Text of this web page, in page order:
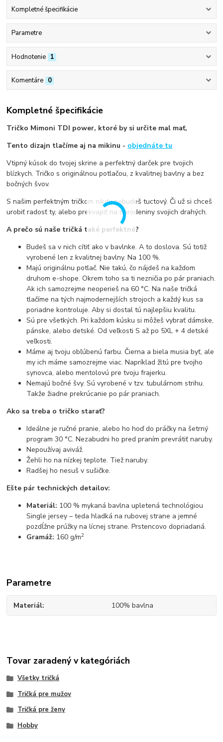
Kompletné špecifikácie
Parametre
Hodnotenie 1
Komentáre 0
Kompletné špecifikácie
Tričko Mimoni TDI power, ktoré by si určite mal mať,
Tento dizajn tlačíme aj na mikinu - objednáte tu
Vtipný kúsok do tvojej skrine a perfektný darček pre tvojich
blízkych. Tričko s originálnou potlačou, z kvalitnej bavlny a bez
bočných švov.
S našim perfektným tričkom nikdy nebudeš tuctový. Či už si chceš
urobiť radosť ty, alebo prekvapiť na narodeniny svojich drahých.
A prečo sú naše tričká také perfektné?
Budeš sa v nich cítiť ako v bavlnke. A to doslova. Sú totiž
vyrobené len z kvalitnej bavlny. Na 100 %.
Majú originálnu potlač. Nie takú, čo nájdeš na každom
druhom e-shope. Okrem toho sa ti nezničia po pár praniach.
Ak ich samozrejme neoperieš na 60 °C. Na naše tričká
tlačíme na tých najmodernejších strojoch a každý kus sa
poriadne kontroluje. Aby si dostal tú najlepšiu kvalitu.
Sú pre všetkých. Pri každom kúsku si môžeš vybrať dámske,
pánske, alebo detské. Od veľkosti S až po 5XL + 4 detské
veľkosti.
Máme aj tvoju obľúbenú farbu. Čierna a biela musia byť, ale
my ich máme samozrejme viac. Napríklad žltú pre tvojho
synovca, alebo mentolovú pre tvoju frajerku.
Nemajú bočné švy. Sú vyrobené v tzv. tubulárnom strihu.
Takže žiadne prekrúcanie po pár praniach.
Ako sa treba o tričko starať?
Ideálne je ručné pranie, alebo ho hoď do práčky na šetrný
program 30 °C. Nezabudni ho pred praním prevrátiť naruby.
Nepoužívaj aviváž.
Žehli ho na nízkej teplote. Tiež naruby.
Radšej ho nesuš v sušičke.
Ešte pár technických detailov:
Materiál: 100 % mykaná bavlna upletená technológiou
Single jersey – teda hladká na rubovej strane a jemné
pozdĺžne prúžky na lícnej strane. Prstencovo dopriadaná.
Gramáž: 160 g/m2
Parametre
Materiál 100% bavlna
Tovar zaradený v kategóriách
Všetky tričká
Tričká pre mužov
Tričká pre ženy
Hobby